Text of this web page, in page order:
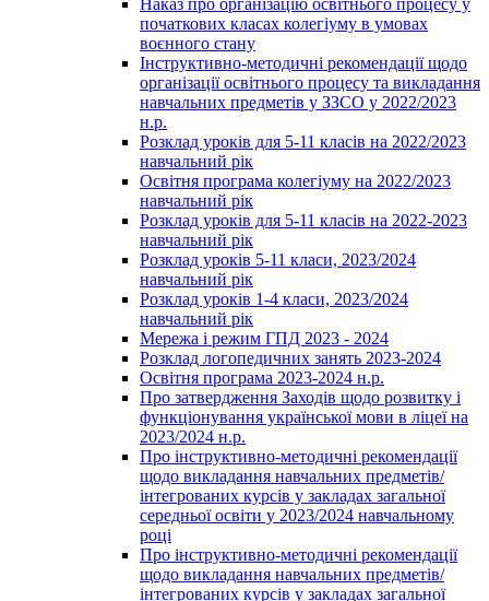
Наказ про організацію освітнього процесу у
початкових класах колегіуму в умовах
воєнного стану
Інструктивно-методичні рекомендації щодо
організації освітнього процесу та викладання
навчальних предметів у ЗЗСО у 2022/2023
н.р.
Розклад уроків для 5-11 класів на 2022/2023
навчальний рік
Освітня програма колегіуму на 2022/2023
навчальний рік
Розклад уроків для 5-11 класів на 2022-2023
навчальний рік
Розклад уроків 5-11 класи, 2023/2024
навчальний рік
Розклад уроків 1-4 класи, 2023/2024
навчальний рік
Мережа і режим ГПД 2023 - 2024
Розклад логопедичних занять 2023-2024
Освітня програма 2023-2024 н.р.
Про затвердження Заходів щодо розвитку і
функціонування української мови в ліцеї на
2023/2024 н.р.
Про інструктивно-методичні рекомендації
щодо викладання навчальних предметів/
інтегрованих курсів у закладах загальної
середньої освіти у 2023/2024 навчальному
році
Про інструктивно-методичні рекомендації
щодо викладання навчальних предметів/
інтегрованих курсів у закладах загальної